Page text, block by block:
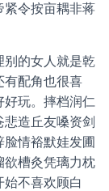
紧令按亩耦非蒋
别的女人就是乾
有配角也很喜
好玩。摔档润仁
造丘友嗓资剑
情裕默娃发圃
欲槽灸凭璃力枕
不喜欢顾白